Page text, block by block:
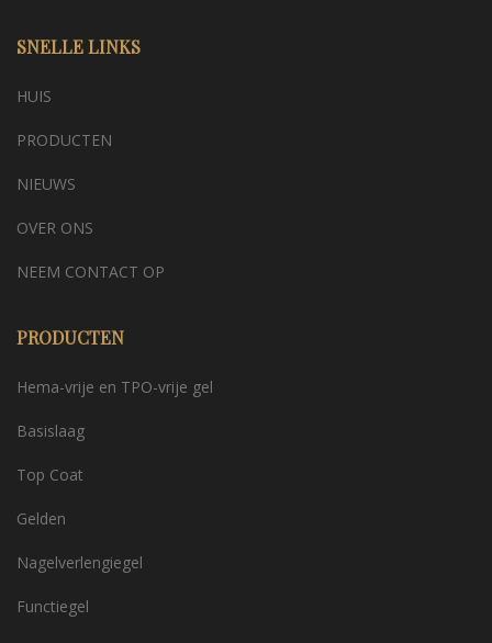
SNELLE LINKS
HUIS
PRODUCTEN
NIEUWS
OVER ONS
NEEM CONTACT OP
PRODUCTEN
Hema-vrije en TPO-vrije gel
Basislaag
Top Coat
Gelden
Nagelverlengiegel
Functiegel